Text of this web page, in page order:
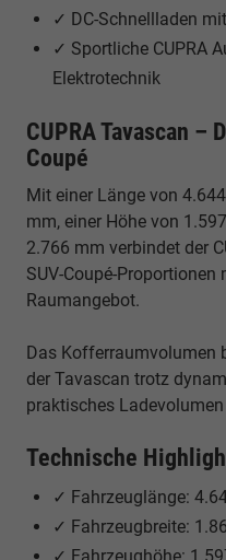
✓ DC-Schnellladen
✓ Sportliche CUPRA
Elektrotechnik
CUPRA Tavascan –
Coupé
Mit einer Länge von
mm, einer Höhe von
2.766 mm verbindet der
SUV-Coupé-
Raumangebot.
Das Kofferraumvolumen
der Tavascan trotz
praktisches
Technische
✓ Fahrzeuglänge:
✓ Fahrzeugbreite: